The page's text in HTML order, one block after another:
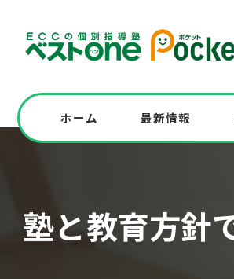
ホーム 最新情報
高校入試を受験す
塾と教育方針